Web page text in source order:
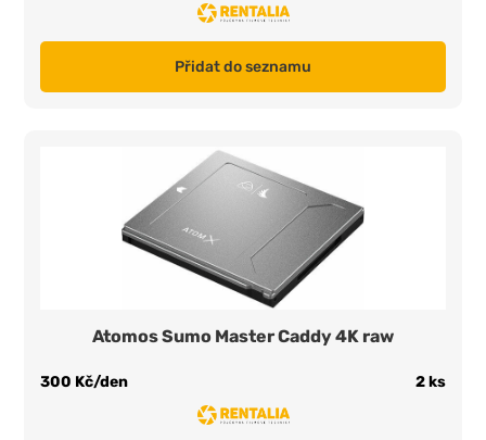
Přidat do seznamu
Atomos Sumo Master Caddy 4K raw
300 Kč/den 2 ks